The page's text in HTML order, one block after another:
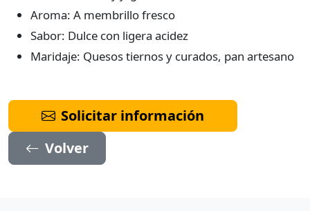
Aroma: A membrillo fresco
Sabor: Dulce con ligera acidez
Maridaje: Quesos tiernos y curados, pan artesano
Solicitar información
Volver